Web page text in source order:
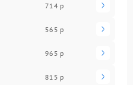
714 р
565 р
965 р
815 р